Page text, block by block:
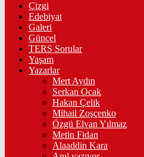
Çizgi
Edebiyat
Galeri
Güncel
TERS Sorular
Yaşam
Yazarlar
Mert Aydın
Serkan Ocak
Hakan Çelik
Mihail Zoşçenko
Özgü Elvan Yılmaz
Metin Fidan
Alaaddin Kara